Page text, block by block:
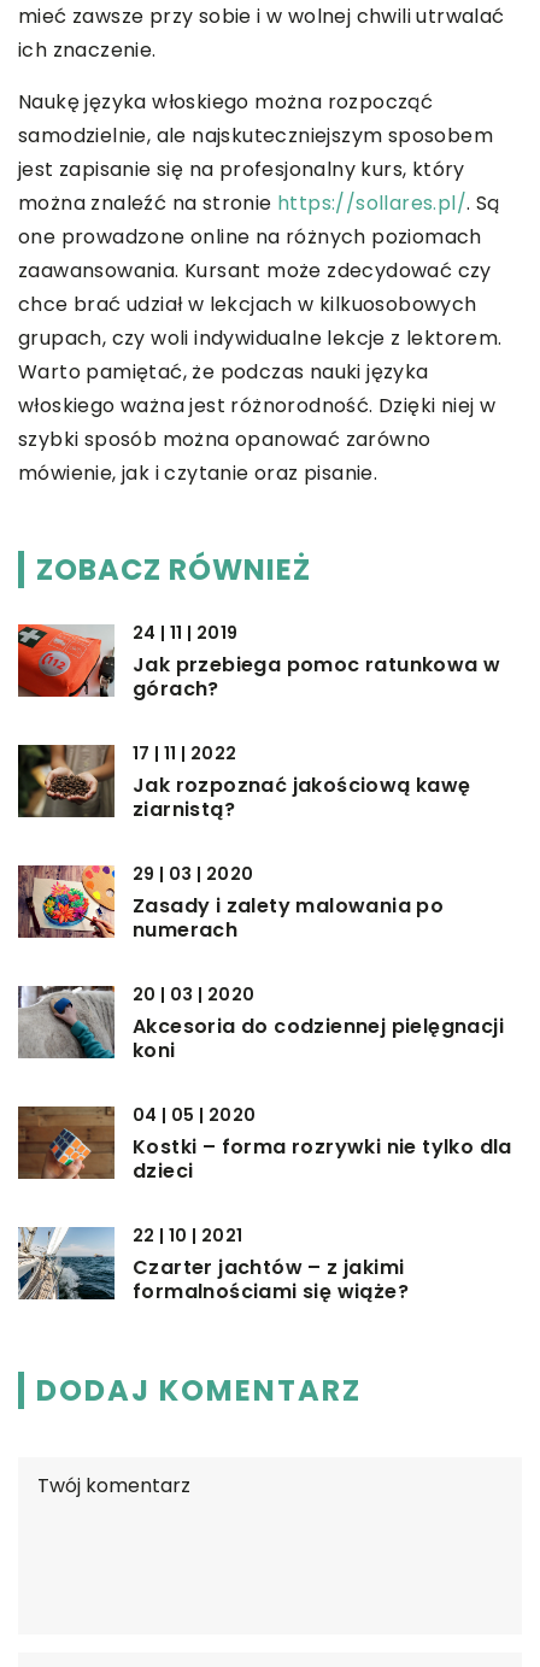
mieć zawsze przy sobie i w wolnej chwili utrwalać
ich znaczenie.
Naukę języka włoskiego można rozpocząć
samodzielnie, ale najskuteczniejszym sposobem
jest zapisanie się na profesjonalny kurs, który
można znaleźć na stronie https://sollares.pl/. Są
one prowadzone online na różnych poziomach
zaawansowania. Kursant może zdecydować czy
chce brać udział w lekcjach w kilkuosobowych
grupach, czy woli indywidualne lekcje z lektorem.
Warto pamiętać, że podczas nauki języka
włoskiego ważna jest różnorodność. Dzięki niej w
szybki sposób można opanować zarówno
mówienie, jak i czytanie oraz pisanie.
ZOBACZ RÓWNIEŻ
24 | 11 | 2019
Jak przebiega pomoc ratunkowa w
górach?
17 | 11 | 2022
Jak rozpoznać jakościową kawę
ziarnistą?
29 | 03 | 2020
Zasady i zalety malowania po
numerach
20 | 03 | 2020
Akcesoria do codziennej pielęgnacji
koni
04 | 05 | 2020
Kostki – forma rozrywki nie tylko dla
dzieci
22 | 10 | 2021
Czarter jachtów – z jakimi
formalnościami się wiąże?
DODAJ KOMENTARZ